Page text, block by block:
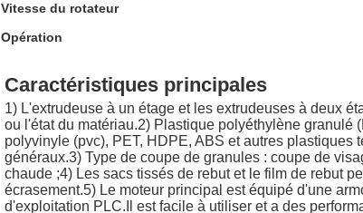
Vitesse du rotateur
Opération
Caractéristiques principales
1) L'extrudeuse à un étage et les extrudeuses à deux
ou l'état du matériau.2) Plastique polyéthylène
polyvinyle (pvc), PET, HDPE, ABS et autres
généraux.3) Type de coupe de granules : coupe de
chaude ;4) Les sacs tissés de rebut et le film de rebut
écrasement.5) Le moteur principal est équipé d'une
d'exploitation PLC.Il est facile à utiliser et a des